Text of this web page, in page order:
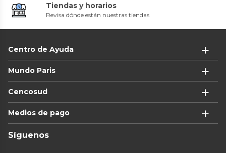
Tiendas y horarios
Revisa dónde están nuestras tiendas
Centro de Ayuda
Mundo Paris
Cencosud
Medios de pago
Síguenos